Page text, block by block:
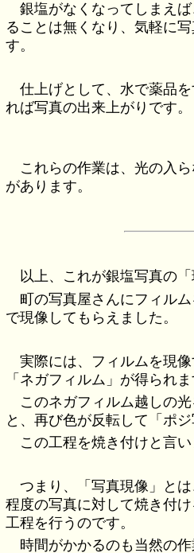
銀塩がなくなってしまえ
ることは無くなり、気軽に
す。
仕上げとして、水で薬品
れば写真の出来上がりです。
これらの作業は、光の入
があります。
以上、これが銀塩写真の「
町の写真屋さんにフィル
で現像してもらえました。
実際には、フィルムを現
「ネガフィルム」が得られま
このネガフィルム越しの
と、再び色が反転して「ポ
この工程を焼き付けと言い
つまり、「写真現像」と
程度の写真に対して焼き付
工程を行うのです。
時間がかかるのも当然の作